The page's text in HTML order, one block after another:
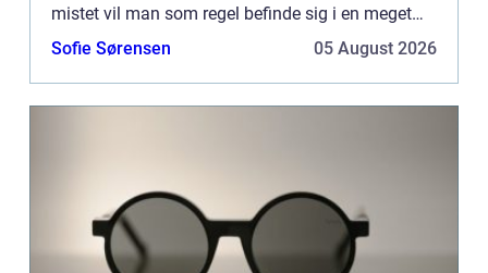
mistet vil man som regel befinde sig i en meget
smertefuld tilstand af sorg over sit tab og savnet
Sofie Sørensen 05 August 2026